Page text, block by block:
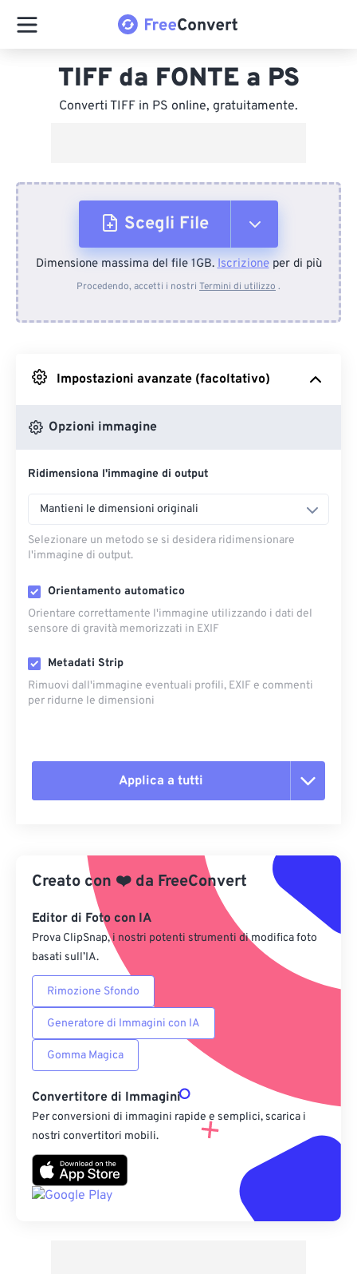
TIFF da FONTE a PS
Converti TIFF in PS online, gratuitamente.
Scegli File
Dal dispositivo
Da Google Drive
Dimensione massima del file 1GB.Iscrizioneper di più
Procedendo, accetti i nostri Termini di utilizzo .
Impostazioni avanzate (facoltativo)
Opzioni immagine
Ridimensiona l'immagine di output
Mantieni le dimensioni originali
Selezionare un metodo se si desidera ridimensionare
l'immagine di output.
Orientamento automatico
Orientare correttamente l'immagine utilizzando i dati del
sensore di gravità memorizzati in EXIF
Metadati Strip
Rimuovi dall'immagine eventuali profili, EXIF ​​e commenti
per ridurne le dimensioni
Applica a tutti
Applica da preimpostazione
Salva come predefinito
Creato con ❤️ da FreeConvert
Editor di Foto con IA
Prova ClipSnap, i nostri potenti strumenti di modifica foto
basati sull’IA.
Rimozione Sfondo
Generatore di Immagini con IA
Gomma Magica
Convertitore di Immagini
Per conversioni di immagini rapide e semplici, scarica i
nostri convertitori mobili.